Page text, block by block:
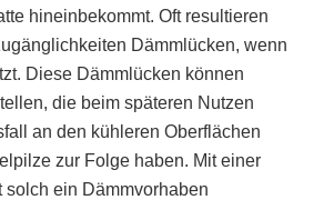
hineinbekommt. Oft resultieren
Dämmlücken, wenn
Diese Dämmlücken können
die beim späteren Nutzen
an den kühleren Oberflächen
zur Folge haben. Mit einer
solch ein Dämmvorhaben